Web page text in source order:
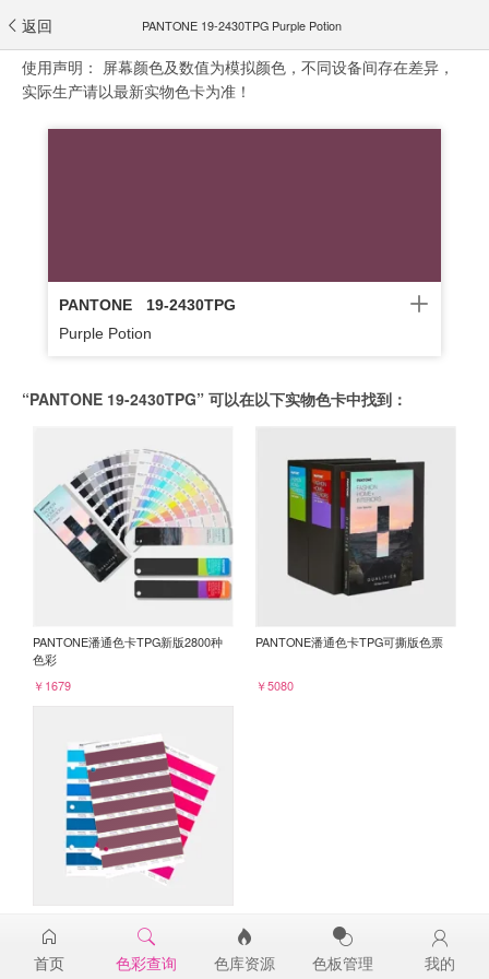
返回 PANTONE 19-2430TPG Purple Potion
使用声明： 屏幕颜色及数值为模拟颜色，不同设备间存在差异，
实际生产请以最新实物色卡为准！
PANTONE
19-2430TPG
Purple Potion
“PANTONE 19-2430TPG” 可以在以下实物色卡中找到：
PANTONE潘通色卡TPG新版2800种
色彩
￥1679
PANTONE潘通色卡TPG可撕版色票
￥5080
19-2430TPG
￥98
首页 色彩查询 色库资源 色板管理 我的